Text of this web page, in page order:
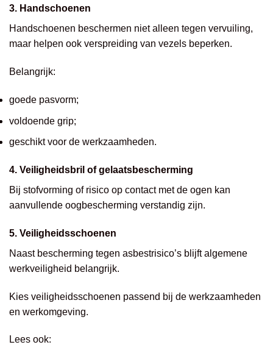
3. Handschoenen
Handschoenen beschermen niet alleen tegen vervuiling,
maar helpen ook verspreiding van vezels beperken.
Belangrijk:
goede pasvorm;
voldoende grip;
geschikt voor de werkzaamheden.
4. Veiligheidsbril of gelaatsbescherming
Bij stofvorming of risico op contact met de ogen kan
aanvullende oogbescherming verstandig zijn.
5. Veiligheidsschoenen
Naast bescherming tegen asbestrisico’s blijft algemene
werkveiligheid belangrijk.
Kies veiligheidsschoenen passend bij de werkzaamheden
en werkomgeving.
Lees ook: